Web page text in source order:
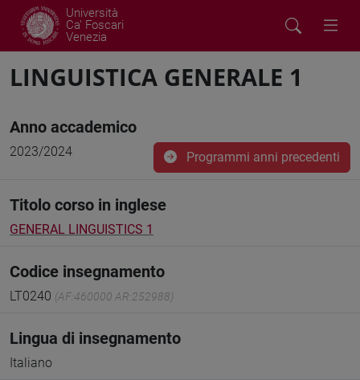
Università
Ca' Foscari
Venezia
LINGUISTICA GENERALE 1
Anno accademico
2023/2024 Programmi anni precedenti
Titolo corso in inglese
GENERAL LINGUISTICS 1
Codice insegnamento
LT0240 (AF:460000 AR:252988)
Lingua di insegnamento
Italiano